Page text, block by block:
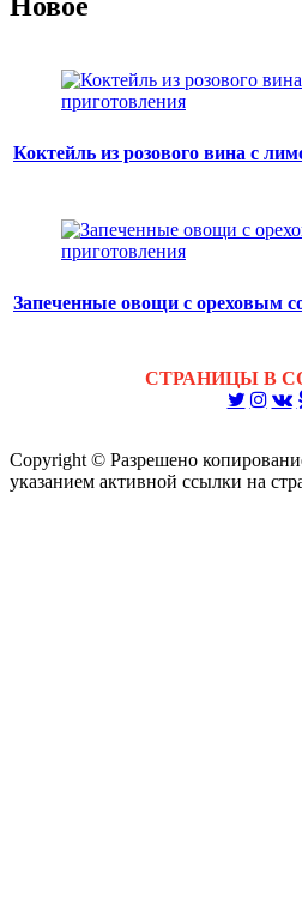
Коктейль из розового вина с
Запеченные овощи с ореховым
СТРАНИЦЫ В
Copyright © Разрешено
указанием активной ссылки на